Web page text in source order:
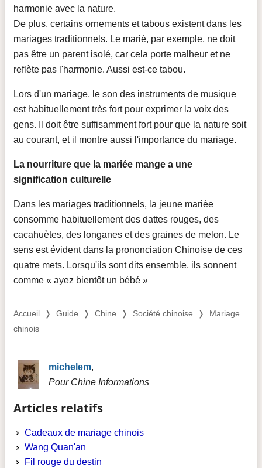
harmonie avec la nature.
De plus, certains ornements et tabous existent dans les
mariages traditionnels. Le marié, par exemple, ne doit
pas être un parent isolé, car cela porte malheur et ne
reflète pas l'harmonie. Aussi est-ce tabou.
Lors d'un mariage, le son des instruments de musique
est habituellement très fort pour exprimer la voix des
gens. Il doit être suffisamment fort pour que la nature soit
au courant, et il montre aussi l'importance du mariage.
La nourriture que la mariée mange a une
signification culturelle
Dans les mariages traditionnels, la jeune mariée
consomme habituellement des dattes rouges, des
cacahuètes, des longanes et des graines de melon. Le
sens est évident dans la prononciation Chinoise de ces
quatre mets. Lorsqu'ils sont dits ensemble, ils sonnent
comme « ayez bientôt un bébé »
Accueil ❭ Guide ❭ Chine ❭ Société chinoise ❭ Mariage
chinois
michelem,
Pour Chine Informations
Articles relatifs
Cadeaux de mariage chinois
Wang Quan'an
Fil rouge du destin